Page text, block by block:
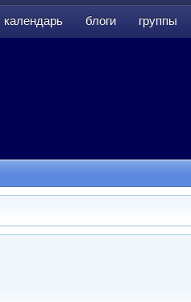
календарь блоги группы